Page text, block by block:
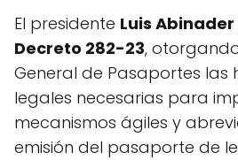
El presidente Luis
Decreto 282-23,
General de Pasaportes las
legales necesarias para
mecanismos ágiles y
emisión del pasaporte de